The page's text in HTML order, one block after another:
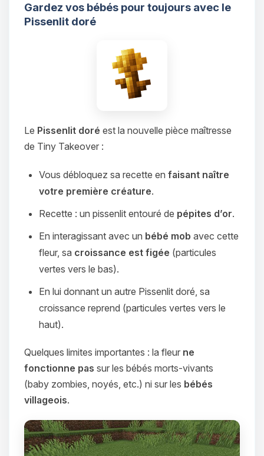
Gardez vos bébés pour toujours avec le
Pissenlit doré
Le Pissenlit doré est la nouvelle pièce maîtresse
de Tiny Takeover :
Vous débloquez sa recette en faisant naître
votre première créature.
Recette : un pissenlit entouré de pépites d’or.
En interagissant avec un bébé mob avec cette
fleur, sa croissance est figée (particules
vertes vers le bas).
En lui donnant un autre Pissenlit doré, sa
croissance reprend (particules vertes vers le
haut).
Quelques limites importantes : la fleur ne
fonctionne pas sur les bébés morts-vivants
(baby zombies, noyés, etc.) ni sur les bébés
villageois.